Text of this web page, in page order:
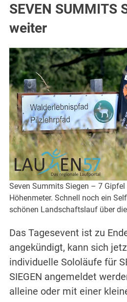
SEVEN SUMMITS
weiter
Seven Summits Siegen – 7
Höhenmeter. Schnell noch ein
schönen Landschaftslauf über
Das Tagesevent ist zu
angekündigt, kann sich
individuelle Sololäufe für
SIEGEN angemeldet
alleine oder mit einer